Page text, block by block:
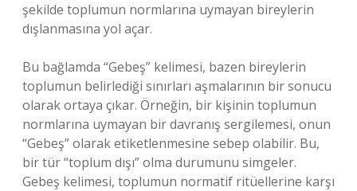
şekilde toplumun normlarına uymayan bireylerin
dışlanmasına yol açar.
Bu bağlamda “Gebeş” kelimesi, bazen bireylerin
toplumun belirlediği sınırları aşmalarının bir sonucu
olarak ortaya çıkar. Örneğin, bir kişinin toplumun
normlarına uymayan bir davranış sergilemesi, onun
“Gebeş” olarak etiketlenmesine sebep olabilir. Bu,
bir tür “toplum dışı” olma durumunu simgeler.
Gebeş kelimesi, toplumun normatif ritüellerine karşı